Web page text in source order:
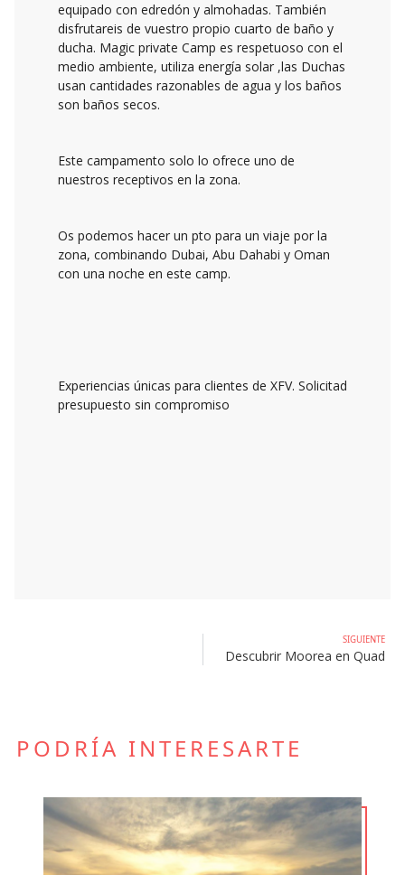
equipado con edredón y almohadas. También
disfrutareis de vuestro propio cuarto de baño y
ducha. Magic private Camp es respetuoso con el
medio ambiente, utiliza energía solar ,las Duchas
usan cantidades razonables de agua y los baños
son baños secos.
Este campamento solo lo ofrece uno de
nuestros receptivos en la zona.
Os podemos hacer un pto para un viaje por la
zona, combinando Dubai, Abu Dahabi y Oman
con una noche en este camp.
Experiencias únicas para clientes de XFV. Solicitad
presupuesto sin compromiso
SIGUIENTE
Descubrir Moorea en Quad
PODRÍA INTERESARTE